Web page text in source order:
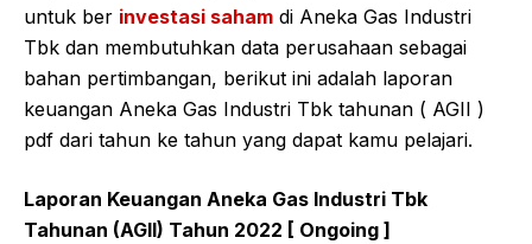
untuk ber investasi saham di Aneka Gas Industri
Tbk dan membutuhkan data perusahaan sebagai
bahan pertimbangan, berikut ini adalah laporan
keuangan Aneka Gas Industri Tbk tahunan ( AGII )
pdf dari tahun ke tahun yang dapat kamu pelajari.
Laporan Keuangan Aneka Gas Industri Tbk
Tahunan (AGII) Tahun 2022 [ Ongoing ]